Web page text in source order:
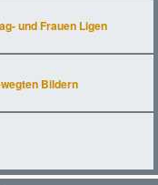
und Frauen Ligen
Bildern